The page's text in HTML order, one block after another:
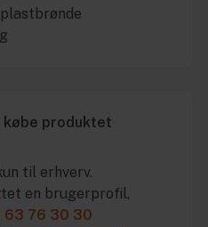
købe produktet
til erhverv.
en brugerprofil,
63 76 30 30